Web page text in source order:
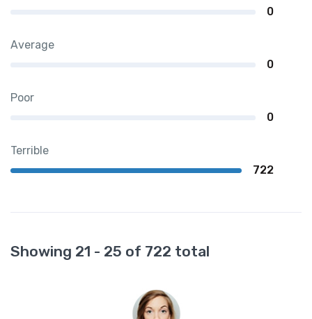
0
Average
0
Poor
0
Terrible
722
Showing 21 - 25 of 722 total